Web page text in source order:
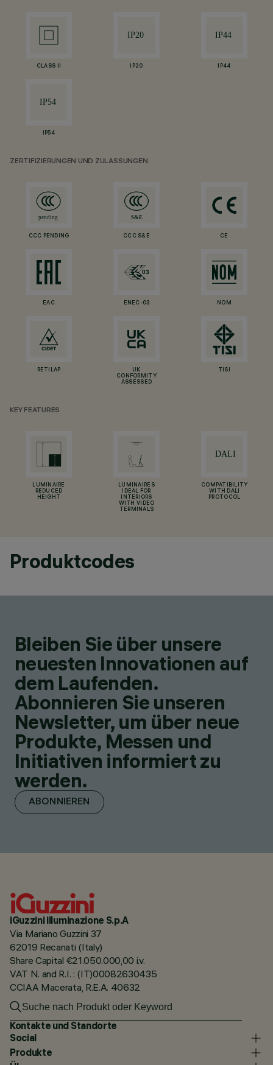
CLASS II IP20 IP44
IP54
ZERTIFIZIERUNGEN UND ZULASSUNGEN
CCC PENDING CCC S&E CE
EAC ENEC-03 NOM
RETILAP
UK
CONFORMITY
ASSESSED
TISI
KEY FEATURES
LUMINAIRE
REDUCED
HEIGHT
LUMINAIRES
IDEAL FOR
INTERIORS
WITH VIDEO
TERMINALS
COMPATIBILITY
WITH DALI
PROTOCOL
Produktcodes
Bleiben Sie über unsere
neuesten Innovationen auf
dem Laufenden.
Abonnieren Sie unseren
Newsletter, um über neue
Produkte, Messen und
Initiativen informiert zu
werden.
ABONNIEREN
iGuzzini illuminazione S.p.A
Via Mariano Guzzini 37
62019 Recanati (Italy)
Share Capital €21.050.000,00 i.v.
VAT N. and R.I. : (IT)00082630435
CCIAA Macerata, R.E.A. 40632
Kontakte und Standorte
Social
Produkte